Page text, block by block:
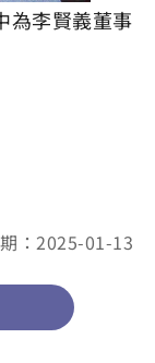
為李賢義董事
：2025-01-13